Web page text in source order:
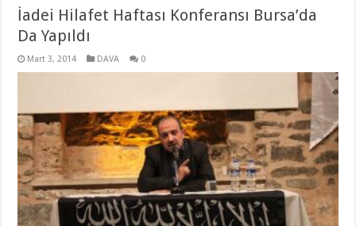
İadei Hilafet Haftası Konferansı Bursa’da
Da Yapıldı
Mart 3, 2014 DAVA 0